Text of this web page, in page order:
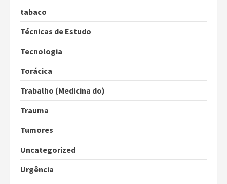
tabaco
Técnicas de Estudo
Tecnologia
Torácica
Trabalho (Medicina do)
Trauma
Tumores
Uncategorized
Urgência